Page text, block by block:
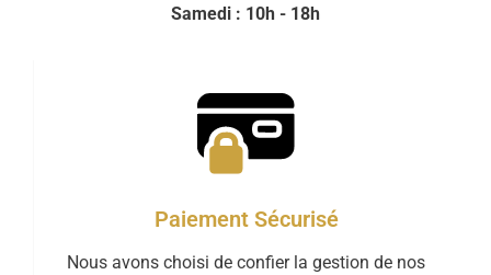
Samedi : 10h - 18h
Paiement Sécurisé
Nous avons choisi de confier la gestion de nos